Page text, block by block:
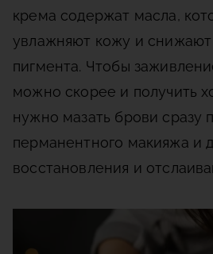
крема содержат масла,
увлажняют кожу и
пигмента. Чтобы
можно скорее и получить
нужно мазать брови сразу
перманентного макияжа и
восстановления и